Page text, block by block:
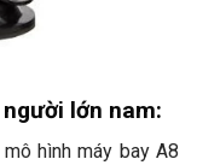
lớn nam:
hình máy bay A8